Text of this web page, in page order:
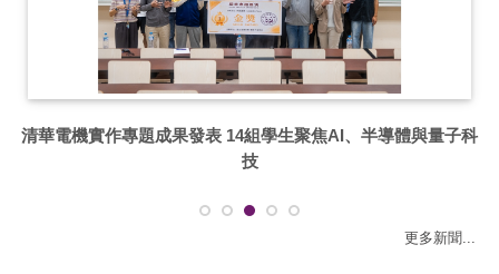
清華電機實作專題成果發表 14組學生聚焦AI、半導體與量子科
技
更多新聞...